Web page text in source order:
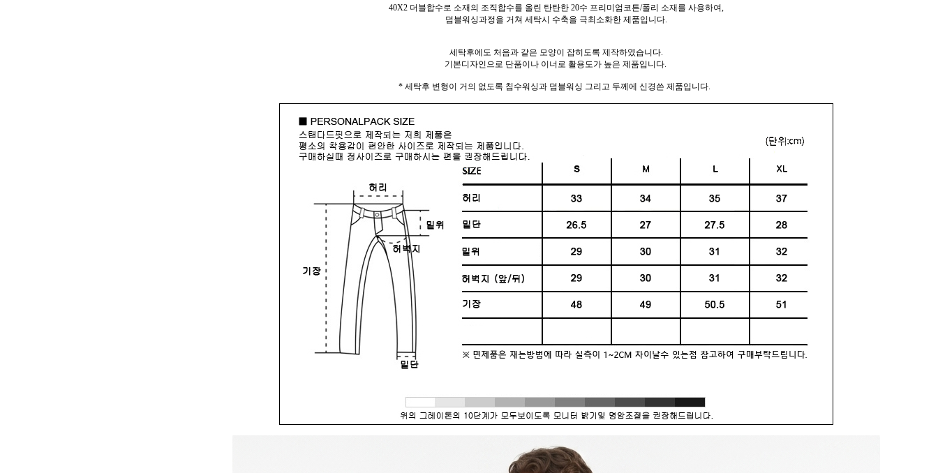
40X2 더블합수로 소재의 조직합수를 올린 탄탄한 20수 프리미엄코튼/폴리 소재를 사용하여,
덤블워싱과정을 거쳐 세탁시 수축을 극최소화한 제품입니다.
세탁후에도 처음과 같은 모양이 잡히도록 제작하였습니다.
기본디자인으로 단품이나 이너로 활용도가 높은 제품입니다.
* 세탁후 변형이 거의 없도록 침수워싱과 덤블워싱 그리고 두께에 신경쓴 제품입니다.